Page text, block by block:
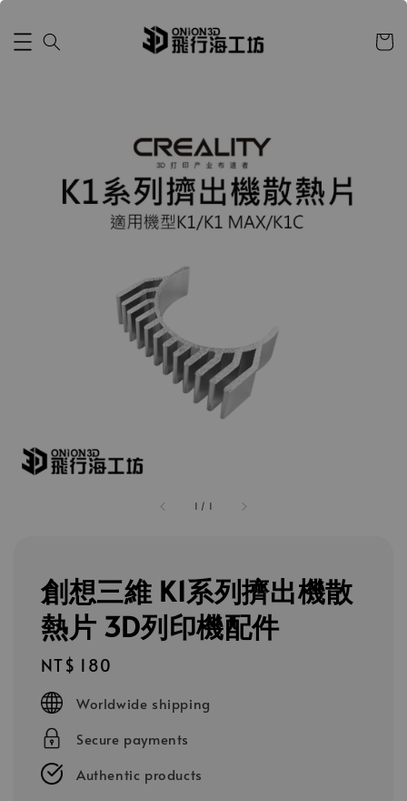
1 / 1
創想三維 K1系列擠出機散
熱片 3D列印機配件
Regular
price
NT$ 180
Worldwide shipping
Secure payments
Authentic products